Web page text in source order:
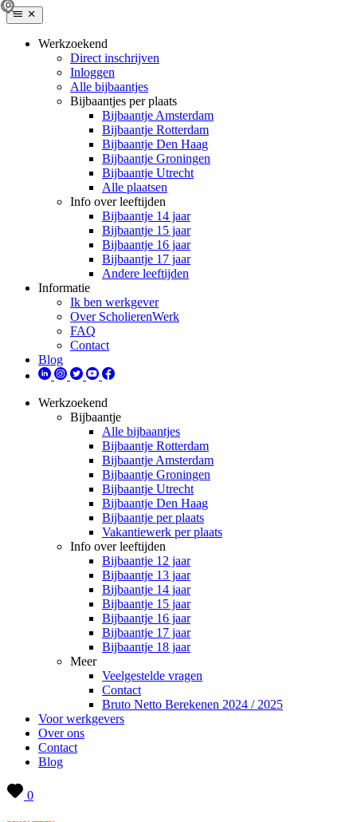
Werkzoekend
Direct inschrijven
Inloggen
Alle bijbaantjes
Bijbaantjes per plaats
Bijbaantje Amsterdam
Bijbaantje Rotterdam
Bijbaantje Den Haag
Bijbaantje Groningen
Bijbaantje Utrecht
Alle plaatsen
Info over leeftijden
Bijbaantje 14 jaar
Bijbaantje 15 jaar
Bijbaantje 16 jaar
Bijbaantje 17 jaar
Andere leeftijden
Informatie
Ik ben werkgever
Over ScholierenWerk
FAQ
Contact
Blog
Werkzoekend
Bijbaantje
Alle bijbaantjes
Bijbaantje Rotterdam
Bijbaantje Amsterdam
Bijbaantje Groningen
Bijbaantje Utrecht
Bijbaantje Den Haag
Bijbaantje per plaats
Vakantiewerk per plaats
Info over leeftijden
Bijbaantje 12 jaar
Bijbaantje 13 jaar
Bijbaantje 14 jaar
Bijbaantje 15 jaar
Bijbaantje 16 jaar
Bijbaantje 17 jaar
Bijbaantje 18 jaar
Meer
Veelgestelde vragen
Contact
Bruto Netto Berekenen 2024 / 2025
Voor werkgevers
Over ons
Contact
Blog
0